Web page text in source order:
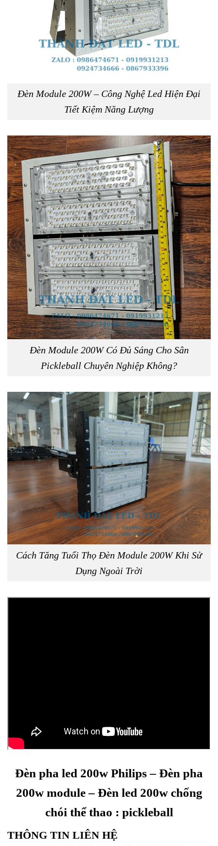
Đèn Module 200W – Công Nghệ Led Hiện Đại
Tiết Kiệm Năng Lượng
Đèn Module 200W Có Đủ Sáng Cho Sân
Pickleball Chuyên Nghiệp Không?
Cách Tăng Tuổi Thọ Đèn Module 200W Khi Sử
Dụng Ngoài Trời
Đèn pha led 200w Philips – Đèn pha
200w module – Đèn led 200w chống
chói thể thao : pickleball
THÔNG TIN LIÊN HỆ